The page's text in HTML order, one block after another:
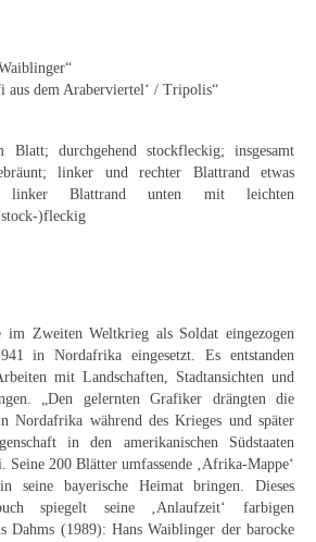
Hillern-Flinsch
1945
Dieste
Brock
Neu
aus dem Araberviertel‘ / Tripolis“
Blatt; durchgehend stockfleckig; insgesamt
linker und rechter Blattrand etwas
linker Blattrand unten mit leichten
)fleckig
im Zweiten Weltkrieg als Soldat eingezogen
in Nordafrika eingesetzt. Es entstanden
mit Landschaften, Stadtansichten und
„Den gelernten Grafiker drängten die
Nordafrika während des Krieges und später
in den amerikanischen Südstaaten
200 Blätter umfassende ‚Afrika-Mappe‘
seine bayerische Heimat bringen. Dieses
spiegelt seine ‚Anlaufzeit‘ farbigen
Dahms (1989): Hans Waiblinger der barocke